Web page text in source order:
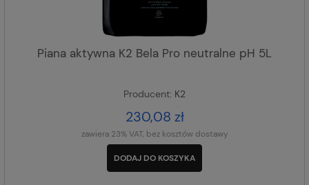
Piana aktywna K2 Bela Pro neutralne pH 5L
Producent: K2
230,08 zł
zawiera 23% VAT, bez kosztów dostawy
DODAJ DO KOSZYKA